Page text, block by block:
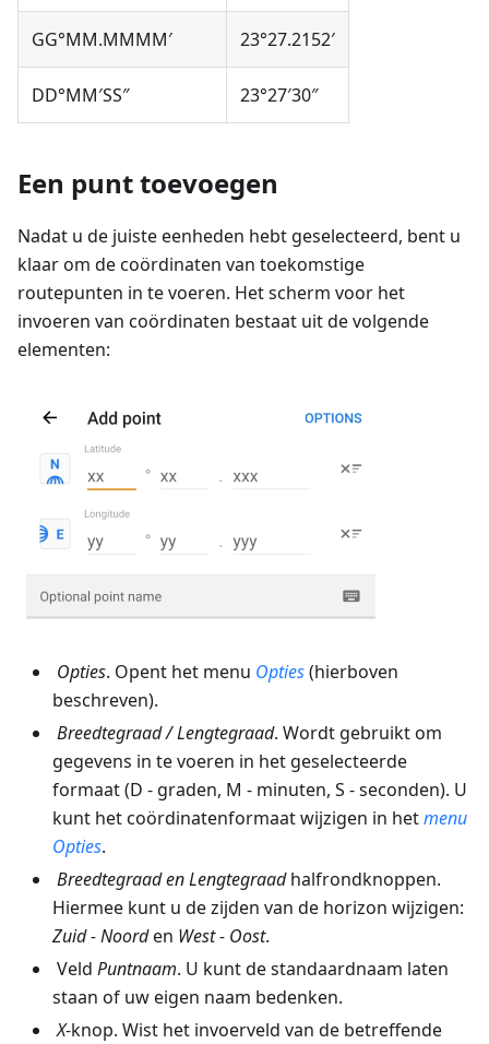
GG°MM.MMMM′ 23°27.2152′
DD°MM′SS″ 23°27′30″
Een punt toevoegen
Nadat u de juiste eenheden hebt geselecteerd, bent u
klaar om de coördinaten van toekomstige
routepunten in te voeren. Het scherm voor het
invoeren van coördinaten bestaat uit de volgende
elementen:
Opties. Opent het menu Opties(hierboven
beschreven).
Breedtegraad/Lengtegraad. Wordt gebruikt om
gegevens in te voeren in het geselecteerde
formaat (D - graden, M - minuten, S - seconden). U
kunt het coördinatenformaat wijzigen in hetmenu
Opties.
BreedtegraadenLengtegraadhalfrondknoppen.
Hiermee kunt u de zijden van de horizon wijzigen:
Zuid - Noorden West - Oost.
Veld Puntnaam. U kunt de standaardnaam laten
staan of uw eigen naam bedenken.
X-knop. Wist het invoerveld van de betreffende